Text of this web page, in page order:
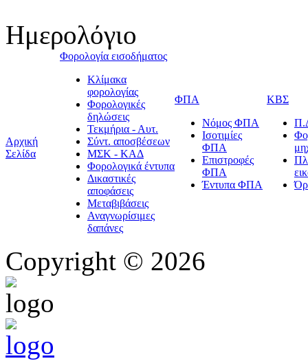
Ημερολόγιο
Αρχική
Σελίδα
Φορολογία εισοδήματος
Κλίμακα
φορολογίας
Φορολογικές
δηλώσεις
Τεκμήρια - Αυτ.
Σύντ. αποσβέσεων
ΜΣΚ - ΚΑΔ
Φορολογικά έντυπα
Δικαστικές
αποφάσεις
Μεταβιβάσεις
Αναγνωρίσιμες
δαπάνες
ΦΠΑ
Νόμος ΦΠΑ
Ισοτιμίες
ΦΠΑ
Επιστροφές
ΦΠΑ
Έντυπα ΦΠΑ
ΚΒΣ
Copyright © 2026